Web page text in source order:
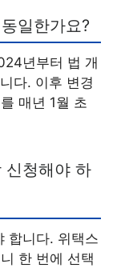
일한가요?
년부터 법 개
다. 이후 변경
매년 1월 초
신청해야 하
합니다. 위택스
한 번에 선택